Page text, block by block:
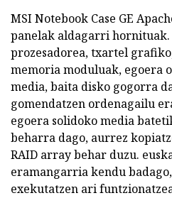
MSI Notebook Case GE
panelak aldagarri hornituak.
prozesadorea, txartel
memoria moduluak, egoera
media, baita disko gogorra
gomendatzen ordenagailu
egoera solidoko media
beharra dago, aurrez
RAID array behar duzu.
eramangarria kendu
exekutatzen ari